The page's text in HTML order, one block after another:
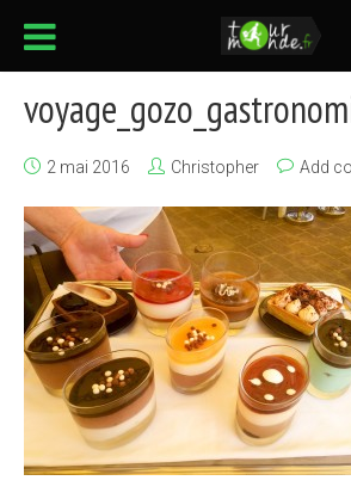
2 mai 2016 Christopher Add